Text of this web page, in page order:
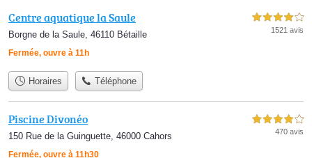
Centre aquatique la Saule
Borgne de la Saule, 46110 Bétaille
Fermée, ouvre à 11h
4,0 étoiles sur 5
1521 avis
Horaires Téléphone
Piscine Divonéo
150 Rue de la Guinguette, 46000 Cahors
Fermée, ouvre à 11h30
4,0 étoiles sur 5
470 avis